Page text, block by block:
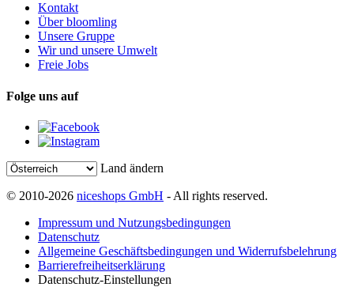
Kontakt
Über bloomling
Unsere Gruppe
Wir und unsere Umwelt
Freie Jobs
Folge uns auf
Land ändern
© 2010-2026 niceshops GmbH - All rights reserved.
Impressum und Nutzungsbedingungen
Datenschutz
Allgemeine Geschäftsbedingungen und Widerrufsbelehrung
Barrierefreiheitserklärung
Datenschutz-Einstellungen